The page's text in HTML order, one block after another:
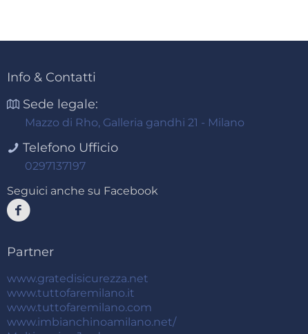
Info & Contatti
Sede legale:
Mazzo di Rho, Galleria gandhi 21 - Milano
Telefono Ufficio
0297137197
Seguici anche su Facebook
Partner
www.gratedisicurezza.net
www.tuttofaremilano.it
www.tuttofaremilano.com
www.imbianchinoamilano.net/